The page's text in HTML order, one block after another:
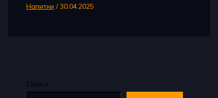
Напитки /30.04.2025
Поиск